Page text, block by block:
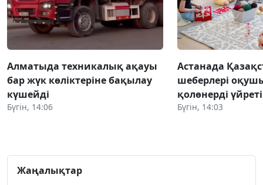
Алматыда техникалық ақауы
бар жүк көліктеріне бақылау
күшейді
Бүгін, 14:06
Астанада
шеберлері
қолөнерді
Бүгін, 14:03
Жаңалықтар